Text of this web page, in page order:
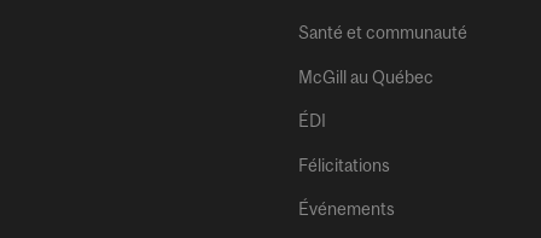
Santé et communauté
McGill au Québec
ÉDI
Félicitations
Événements